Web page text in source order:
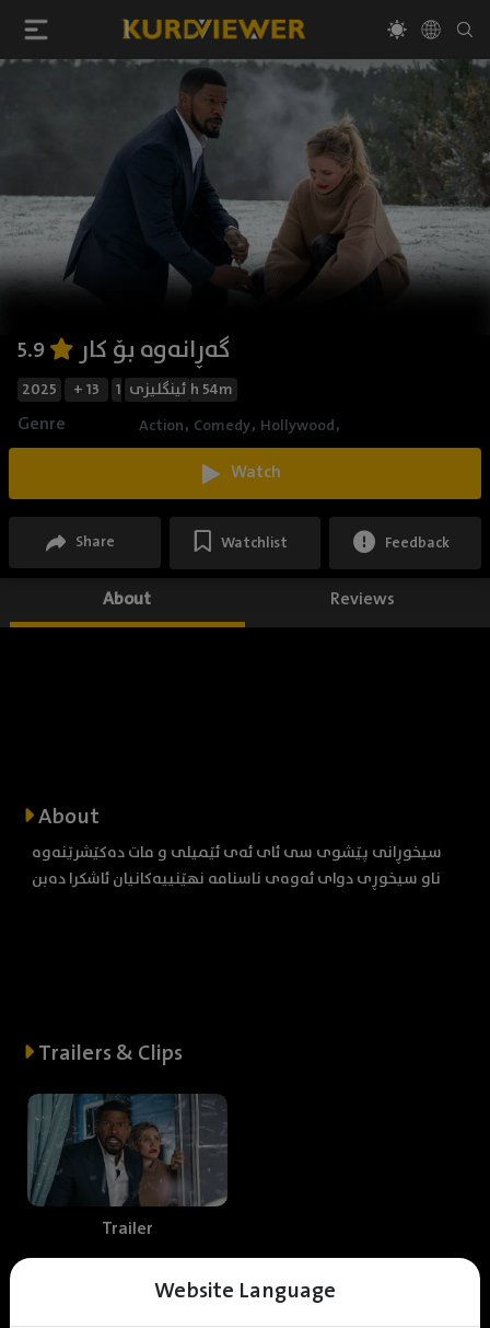
Website Language
گەڕانەوە بۆ کار
2025 + 13 ئینگلیزی 1h 54m
Genre Action, Comedy, Hollywood,
Watch
Share Watchlist Feedback
About Reviews
About
سیخوڕانی پێشوی سی ئای ئەی ئێمیلی و مات دەکێشرێنەوە
ناو سیخوڕی دوای ئەوەی ناسنامە نهێنییەکانیان ئاشکرا دەبن
Trailers & Clips
Trailer